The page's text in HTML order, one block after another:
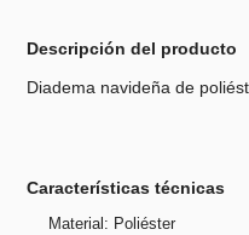
Descripción del producto
Diadema navideña de
Características técnicas
Material: Poliéster